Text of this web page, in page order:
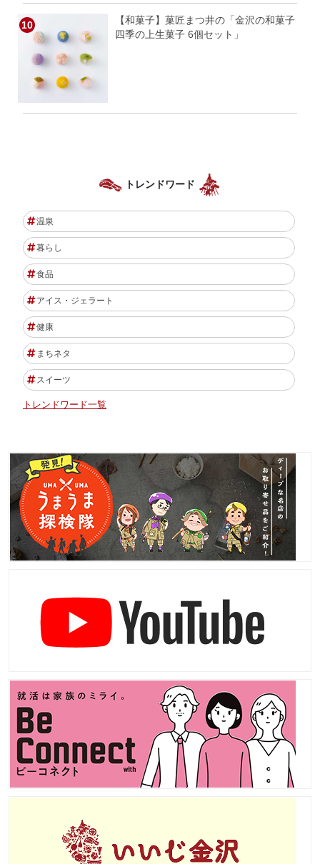
【和菓子】菓匠まつ井の「金沢の和菓子
四季の上生菓子 6個セット」
トレンドワード
温泉
暮らし
食品
アイス・ジェラート
健康
まちネタ
スイーツ
トレンドワード一覧